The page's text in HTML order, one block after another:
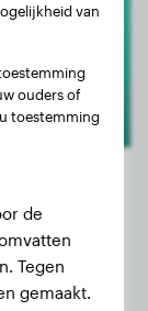
jaar, 1 maand
Reu
van
ouders of
toestemming
de
Tegen
gemaakt.